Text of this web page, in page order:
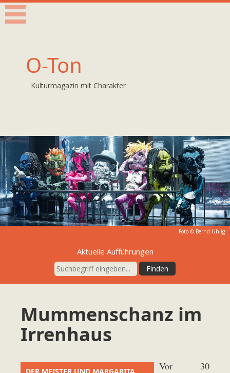
O-Ton
Kulturmagazin mit Charakter
Foto © Bernd Uhlig
Aktuelle Aufführungen
Mummenschanz im
Irrenhaus
DER MEISTER UND MARGARITA
Vor 30